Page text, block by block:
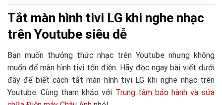
Tắt màn hình tivi LG khi nghe nhạc
trên Youtube siêu dễ
Bạn muốn thưởng thức nhạc trên Youtube nhưng không
muốn để màn hình tivi tốn điện. Hãy đọc ngay bài viết dưới
đây để biết cách tắt màn hình tivi LG khi nghe nhạc trên
Youtube. Cùng tham khảo với Trung tâm bảo hành và sửa